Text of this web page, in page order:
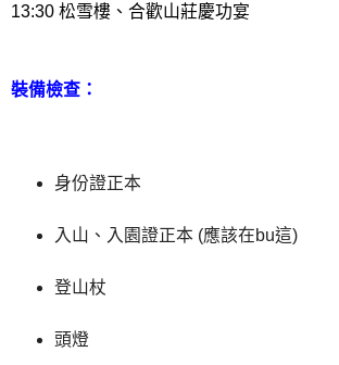
13:30 松雪樓、合歡山莊慶功宴
裝備檢查：
身份證正本
入山、入園證正本 (應該在bu這)
登山杖
頭燈